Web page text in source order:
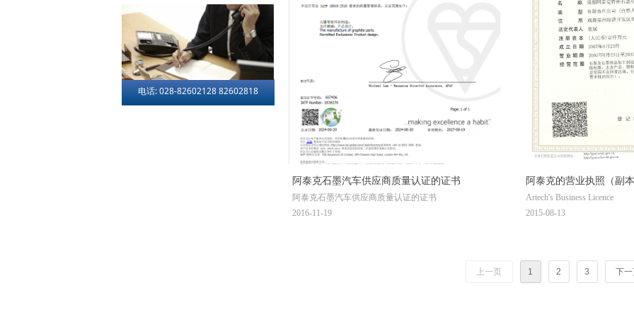
阿泰克石墨汽车供应商质量认证的证书
阿泰克石墨汽车供应商质量认证的证书
2016-11-19
阿泰克的营业执照（副
Artech's Business Licence
2015-08-13
上一页 1 2 3 下
电话: 028-82602128 82602818